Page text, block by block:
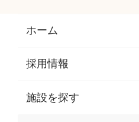
ホーム
採用情報
施設を探す